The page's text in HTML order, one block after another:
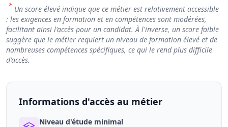
* Un score élevé indique que ce métier est relativement accessible
: les exigences en formation et en compétences sont modérées,
facilitant ainsi l'accès pour un candidat. À l'inverse, un score faible
suggère que le métier requiert un niveau de formation élevé et de
nombreuses compétences spécifiques, ce qui le rend plus difficile
d'accès.
Informations d'accès au métier
Niveau d'étude minimal